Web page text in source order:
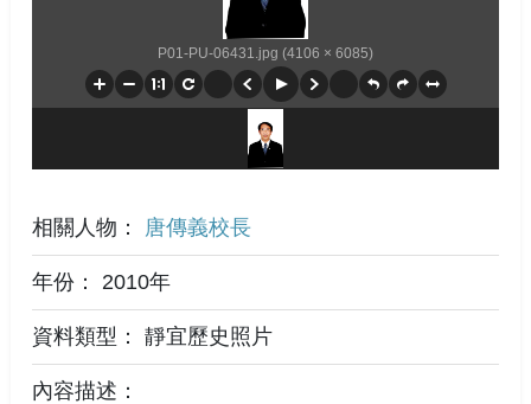
P01-PU-06431.jpg (4106 × 6085)
相關人物： 唐傳義校長
年份： 2010年
資料類型： 靜宜歷史照片
內容描述：